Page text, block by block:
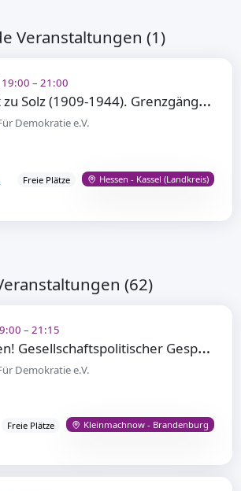
Veranstaltungen (1)
– 21:00
A
dam von Trott zu Solz (1909-1944). Grenzgänger – Widerstandskämpfer gegen Adolf Hitler
Demokratie e.V.
Freie Plätze Hessen - Kassel (Landkreis)
(62)
– 21:15
W
ir wollen reden! Gesellschaftspolitischer Gesprächskreis in den Neuen Kammerspielen Kleinmachnow
Demokratie e.V.
Freie Plätze Kleinmachnow - Brandenburg